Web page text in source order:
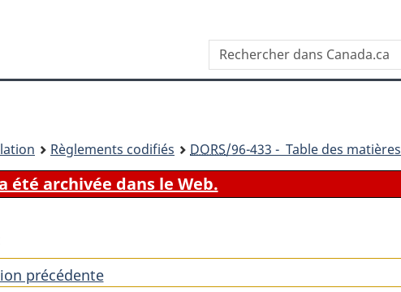
principal
À
site
version
Rechercher
dans
Canada.ca
Règlements codifiés DORS/96-433 - Table des matières
été archivée dans le Web.
précédentede